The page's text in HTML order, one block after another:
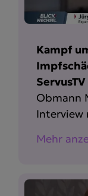
Kampf
ServusTV
Obmann
Interview
Mehr